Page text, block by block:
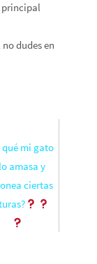
principal
dudes en
qué mi gato
amasa y
ciertas